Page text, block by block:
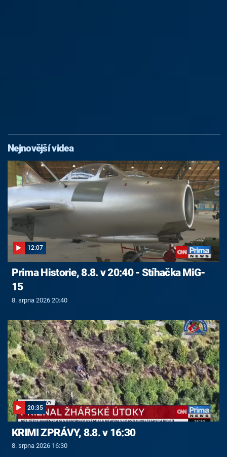
Nejnovější videa
12:07
Prima Historie, 8.8. v 20:40 - Stíhačka MiG-
15
8. srpna 2026 20:40
20:35
KRIMI ZPRÁVY, 8.8. v 16:30
8. srpna 2026 16:30